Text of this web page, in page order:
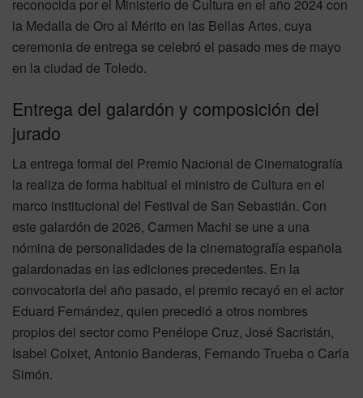
reconocida por el Ministerio de Cultura en el año 2024 con
la Medalla de Oro al Mérito en las Bellas Artes, cuya
ceremonia de entrega se celebró el pasado mes de mayo
en la ciudad de Toledo.
Entrega del galardón y composición del
jurado
La entrega formal del Premio Nacional de Cinematografía
la realiza de forma habitual el ministro de Cultura en el
marco institucional del Festival de San Sebastián. Con
este galardón de 2026, Carmen Machi se une a una
nómina de personalidades de la cinematografía española
galardonadas en las ediciones precedentes. En la
convocatoria del año pasado, el premio recayó en el actor
Eduard Fernández, quien precedió a otros nombres
propios del sector como Penélope Cruz, José Sacristán,
Isabel Coixet, Antonio Banderas, Fernando Trueba o Carla
Simón.